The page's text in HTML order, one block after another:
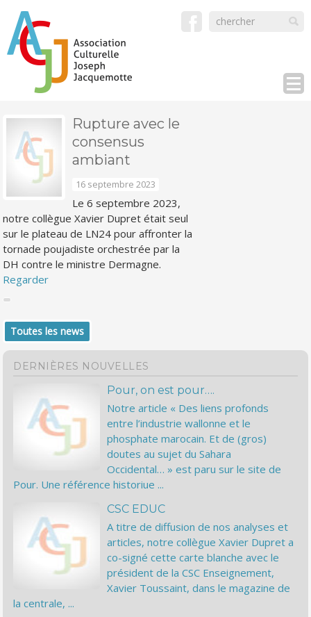
Rupture avec le
consensus
ambiant
16 septembre 2023
Le 6 septembre 2023,
notre collègue Xavier Dupret était seul
sur le plateau de LN24 pour affronter la
tornade poujadiste orchestrée par la
DH contre le ministre Dermagne.
Regarder
Toutes les news
DERNIÈRES NOUVELLES
Pour, on est pour….
Notre article « Des liens profonds
entre l’industrie wallonne et le
phosphate marocain. Et de (gros)
doutes au sujet du Sahara
Occidental… » est paru sur le site de
Pour. Une référence historiue ...
CSC EDUC
A titre de diffusion de nos analyses et
articles, notre collègue Xavier Dupret a
co-signé cette carte blanche avec le
président de la CSC Enseignement,
Xavier Toussaint, dans le magazine de
la centrale, ...